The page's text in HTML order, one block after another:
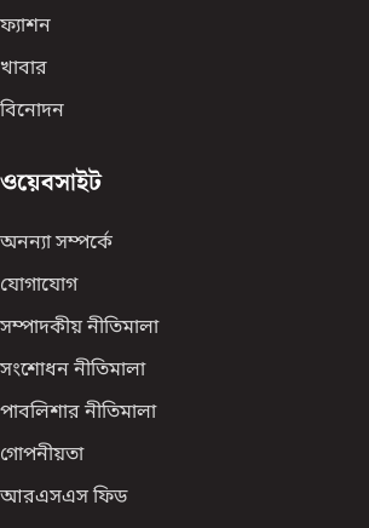
ফ্যাশন
খাবার
বিনোদন
ওয়েবসাইট
অনন্যা সম্পর্কে
যোগাযোগ
সম্পাদকীয় নীতিমালা
সংশোধন নীতিমালা
পাবলিশার নীতিমালা
গোপনীয়তা
আরএসএস ফিড